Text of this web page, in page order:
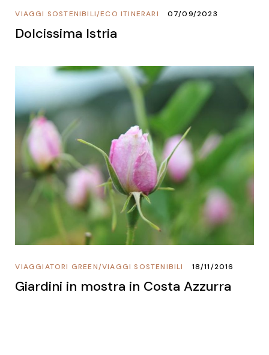
ECO ITINERARI
/
VIAGGI SOSTENIBILI 07/09/2023
Dolcissima Istria
VIAGGI SOSTENIBILI
/
VIAGGIATORI GREEN 18/11/2016
Giardini in mostra in Costa Azzurra